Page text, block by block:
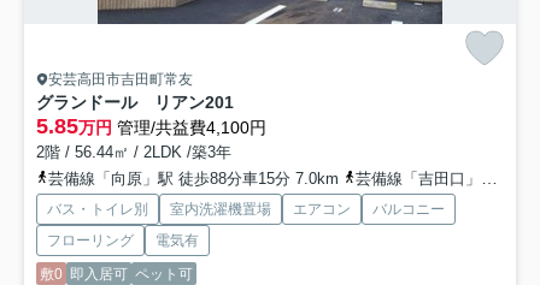
安芸高田市吉田町常友
グランドール リアン201
5.85万円 管理/共益費4,100円
2階 / 56.44㎡ / 2LDK /築3年
芸備線「向原」駅 徒歩88分車15分 7.0km
芸備線「吉田口」駅 バス25分 備北交通「青迫バス停」 停歩2分
バス・トイレ別 室内洗濯機置場 エアコン
バルコニー
フローリング
電気有
敷0 即入居可 ペット可